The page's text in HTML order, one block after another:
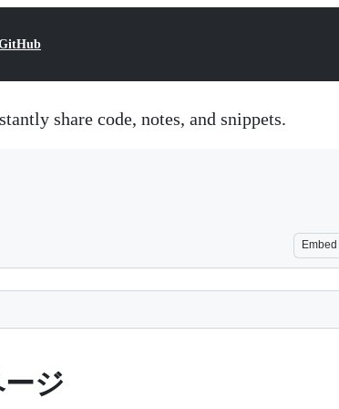
share code, notes, and snippets.
Embed
ジ